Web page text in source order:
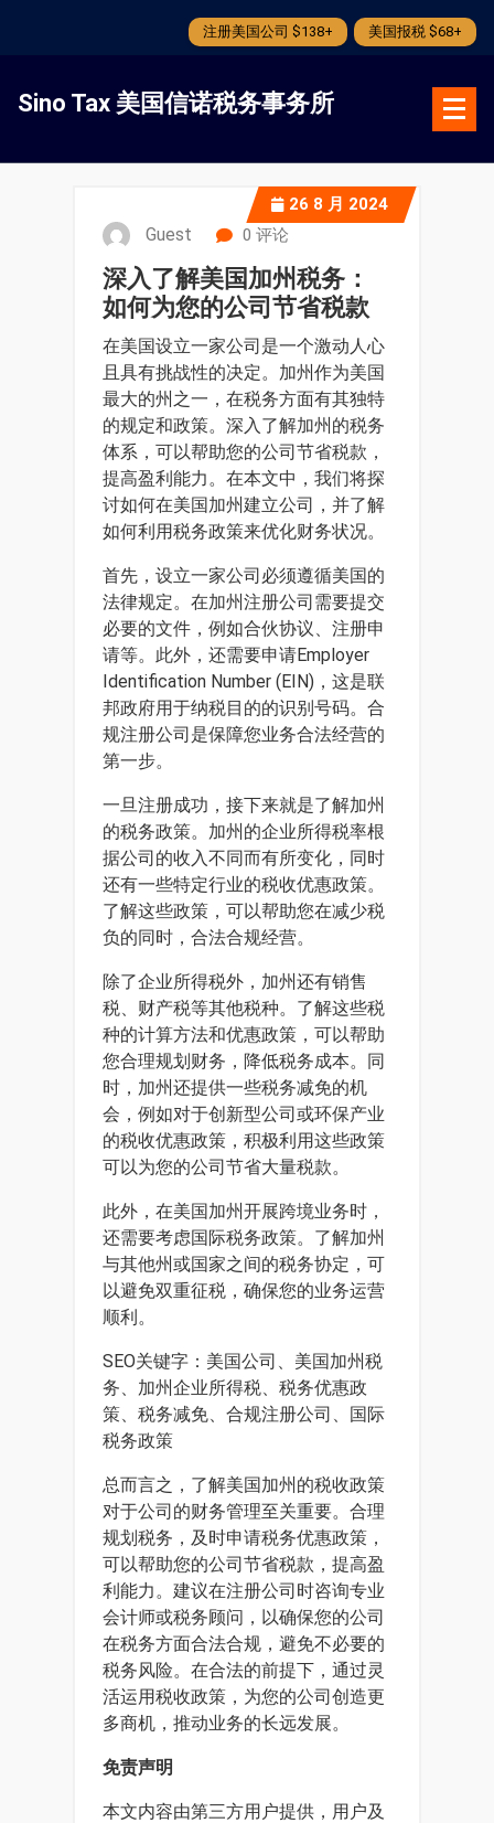
注册美国公司 $138+ 美国报税 $68+
Sino Tax 美国信诺税务事务所
26 8 月 2024
Guest 0 评论
深入了解美国加州税务：
如何为您的公司节省税款
在美国设立一家公司是一个激动人心
且具有挑战性的决定。加州作为美国
最大的州之一，在税务方面有其独特
的规定和政策。深入了解加州的税务
体系，可以帮助您的公司节省税款，
提高盈利能力。在本文中，我们将探
讨如何在美国加州建立公司，并了解
如何利用税务政策来优化财务状况。
首先，设立一家公司必须遵循美国的
法律规定。在加州注册公司需要提交
必要的文件，例如合伙协议、注册申
请等。此外，还需要申请Employer
Identification Number (EIN)，这是联
邦政府用于纳税目的的识别号码。合
规注册公司是保障您业务合法经营的
第一步。
一旦注册成功，接下来就是了解加州
的税务政策。加州的企业所得税率根
据公司的收入不同而有所变化，同时
还有一些特定行业的税收优惠政策。
了解这些政策，可以帮助您在减少税
负的同时，合法合规经营。
除了企业所得税外，加州还有销售
税、财产税等其他税种。了解这些税
种的计算方法和优惠政策，可以帮助
您合理规划财务，降低税务成本。同
时，加州还提供一些税务减免的机
会，例如对于创新型公司或环保产业
的税收优惠政策，积极利用这些政策
可以为您的公司节省大量税款。
此外，在美国加州开展跨境业务时，
还需要考虑国际税务政策。了解加州
与其他州或国家之间的税务协定，可
以避免双重征税，确保您的业务运营
顺利。
SEO关键字：美国公司、美国加州税
务、加州企业所得税、税务优惠政
策、税务减免、合规注册公司、国际
税务政策
总而言之，了解美国加州的税收政策
对于公司的财务管理至关重要。合理
规划税务，及时申请税务优惠政策，
可以帮助您的公司节省税款，提高盈
利能力。建议在注册公司时咨询专业
会计师或税务顾问，以确保您的公司
在税务方面合法合规，避免不必要的
税务风险。在合法的前提下，通过灵
活运用税收政策，为您的公司创造更
多商机，推动业务的长远发展。
免责声明
本文内容由第三方用户提供，用户及